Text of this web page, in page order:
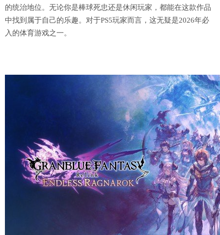
的统治地位。无论你是棒球死忠还是休闲玩家，都能在这款作品
中找到属于自己的乐趣。对于PS5玩家而言，这无疑是2026年必
入的体育游戏之一。